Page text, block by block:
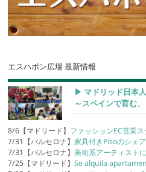
エスハポン広場 最新情報
▶︎ マドリッド日本
～スペインで育む
8/6【マドリード】 ファッションEC営業
7/31【バルセロナ】家具付きPisoのシェ
7/31【バルセロナ】美術系アーティスト
7/25【マドリード】Se alquila